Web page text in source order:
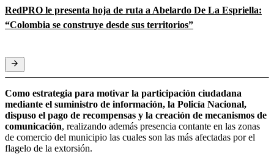
RedPRO le presenta hoja de ruta a Abelardo De La Espriella:
“Colombia se construye desde sus territorios”
Como estrategia para motivar la participación ciudadana
mediante el suministro de información, la Policía Nacional,
dispuso el pago de recompensas y la creación de mecanismos de
comunicación, realizando además presencia contante en las zonas
de comercio del municipio las cuales son las más afectadas por el
flagelo de la extorsión.